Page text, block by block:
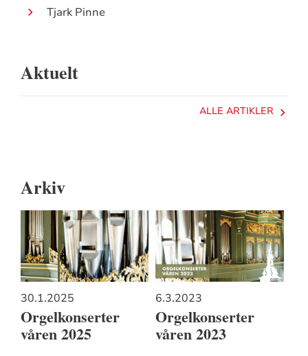
Tjark Pinne
Aktuelt
ALLE ARTIKLER
Arkiv
30.1.2025
Orgelkonserter
våren 2025
6.3.2023
Orgelkonserter
våren 2023